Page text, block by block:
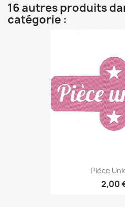
16 autres produits
catégorie :
Pièce
2,00